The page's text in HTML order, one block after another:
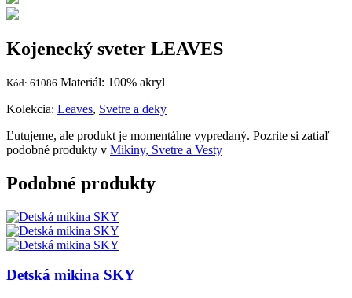
Kojenecký sveter LEAVES
Kód: 61086 Materiál: 100% akryl
Kolekcia: Leaves, Svetre a deky
Ľutujeme, ale produkt je momentálne vypredaný. Pozrite si zatiaľ
podobné produkty v Mikiny, Svetre a Vesty
Podobné produkty
Detská mikina SKY